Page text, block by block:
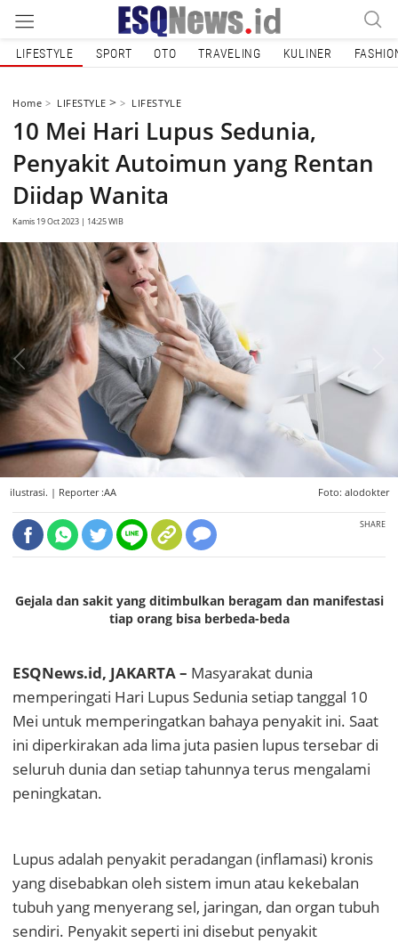
LIFESTYLE SPORT OTO TRAVELING KULINER
Home LIFESTYLE> LIFESTYLE
10 Mei Hari Lupus Sedunia,
Penyakit Autoimun yang Rentan
Diidap Wanita
Kamis 19 Oct 2023 | 14:25 WIB
ilustrasi. | Reporter :AA Foto: alodokter
SHARE
Gejala dan sakit yang ditimbulkan beragam dan manifestasi
tiap orang bisa berbeda-beda
ESQNews.id, JAKARTA – Masyarakat dunia
memperingati Hari Lupus Sedunia setiap tanggal 10
Mei untuk memperingatkan bahaya penyakit ini. Saat
ini diperkirakan ada lima juta pasien lupus tersebar di
seluruh dunia dan setiap tahunnya terus mengalami
peningkatan.
Lupus adalah penyakit peradangan (inflamasi) kronis
yang disebabkan oleh sistem imun atau kekebalan
tubuh yang menyerang sel, jaringan, dan organ tubuh
sendiri. Penyakit seperti ini disebut penyakit